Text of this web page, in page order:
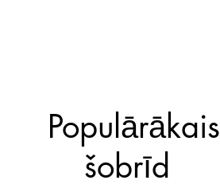
Populārākais
šobrīd